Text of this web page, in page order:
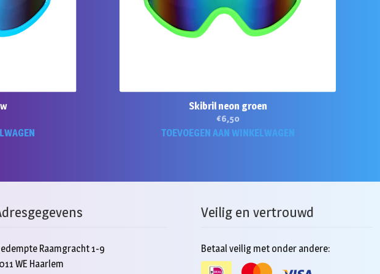
Skibril neon groen
€6,50
TOEVOEGEN AAN WINKELWAGEN
Raamgracht 1-9
WE Haarlem
Veilig en vertrouwd
Betaal veilig met onder andere: